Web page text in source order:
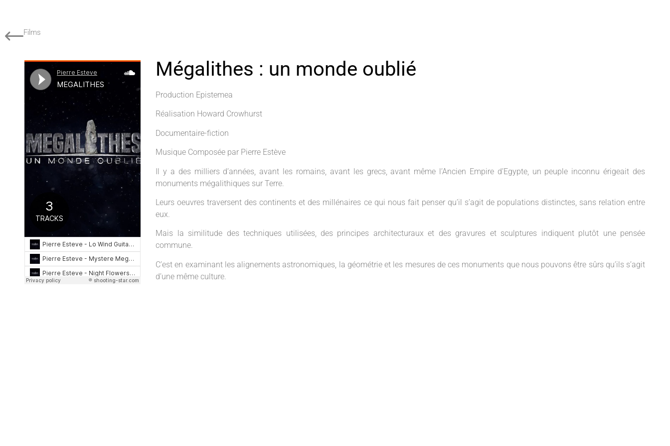
Films
Mégalithes : un monde oublié
Production Epistemea
Réalisation Howard Crowhurst
Documentaire-fiction
Musique Composée par Pierre Estève
Il y a des milliers d’années, avant les romains, avant les grecs, avant même l’Ancien Empire d’Egypte, un peuple inconnu érigeait des
monuments mégalithiques sur Terre.
Leurs oeuvres traversent des continents et des millénaires ce qui nous fait penser qu’il s’agit de populations distinctes, sans relation entre
eux.
Mais la similitude des techniques utilisées, des principes architecturaux et des gravures et sculptures indiquent plutôt une pensée
commune.
C’est en examinant les alignements astronomiques, la géométrie et les mesures de ces monuments que nous pouvons être sûrs qu’ils s’agit
d’une même culture.